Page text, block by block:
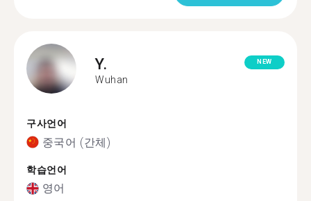
Y.
Wuhan
NEW
구사언어
중국어 (간체)
학습언어
영어